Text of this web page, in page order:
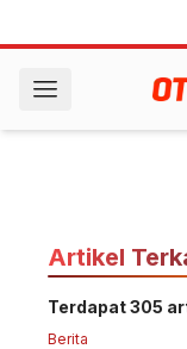
Artikel
Terdapat 305
Berita